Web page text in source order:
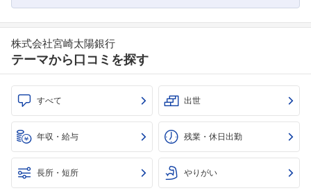
株式会社宮崎太陽銀行
テーマから口コミを探す
すべて 出世
年収・給与 残業・休日出勤
長所・短所 やりがい